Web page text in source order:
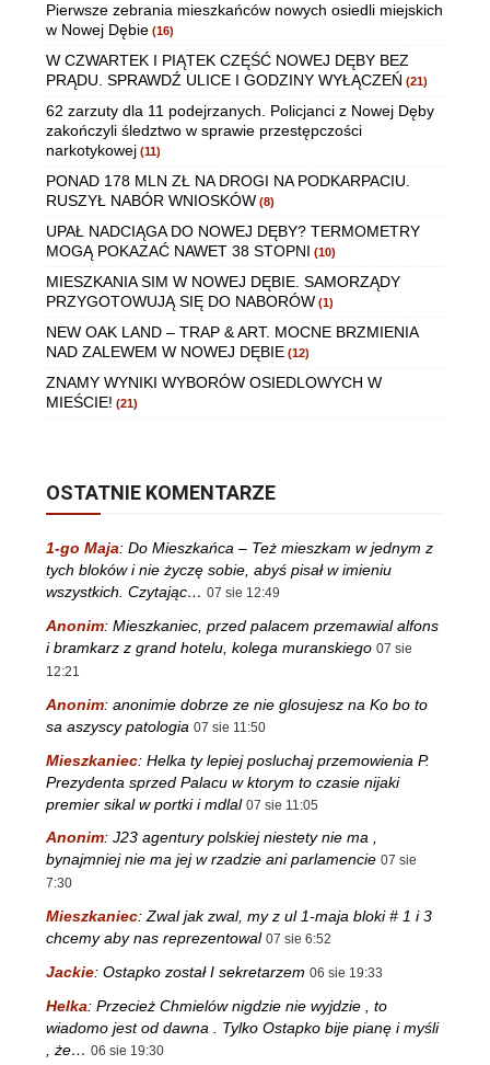
Pierwsze zebrania mieszkańców nowych osiedli miejskich
w Nowej Dębie (16)
W CZWARTEK I PIĄTEK CZĘŚĆ NOWEJ DĘBY BEZ
PRĄDU. SPRAWDŹ ULICE I GODZINY WYŁĄCZEŃ (21)
62 zarzuty dla 11 podejrzanych. Policjanci z Nowej Dęby
zakończyli śledztwo w sprawie przestępczości
narkotykowej (11)
PONAD 178 MLN ZŁ NA DROGI NA PODKARPACIU.
RUSZYŁ NABÓR WNIOSKÓW (8)
UPAŁ NADCIĄGA DO NOWEJ DĘBY? TERMOMETRY
MOGĄ POKAZAĆ NAWET 38 STOPNI (10)
MIESZKANIA SIM W NOWEJ DĘBIE. SAMORZĄDY
PRZYGOTOWUJĄ SIĘ DO NABORÓW (1)
NEW OAK LAND – TRAP & ART. MOCNE BRZMIENIA
NAD ZALEWEM W NOWEJ DĘBIE (12)
ZNAMY WYNIKI WYBORÓW OSIEDLOWYCH W
MIEŚCIE! (21)
OSTATNIE KOMENTARZE
1-go Maja: Do Mieszkańca – Też mieszkam w jednym z
tych bloków i nie życzę sobie, abyś pisał w imieniu
wszystkich. Czytając… 07 sie 12:49
Anonim: Mieszkaniec, przed palacem przemawial alfons
i bramkarz z grand hotelu, kolega muranskiego 07 sie
12:21
Anonim: anonimie dobrze ze nie glosujesz na Ko bo to
sa aszyscy patologia 07 sie 11:50
Mieszkaniec: Helka ty lepiej posluchaj przemowienia P.
Prezydenta sprzed Palacu w ktorym to czasie nijaki
premier sikal w portki i mdlal 07 sie 11:05
Anonim: J23 agentury polskiej niestety nie ma ,
bynajmniej nie ma jej w rzadzie ani parlamencie 07 sie
7:30
Mieszkaniec: Zwal jak zwal, my z ul 1-maja bloki # 1 i 3
chcemy aby nas reprezentowal 07 sie 6:52
Jackie: Ostapko został I sekretarzem 06 sie 19:33
Helka: Przecież Chmielów nigdzie nie wyjdzie , to
wiadomo jest od dawna . Tylko Ostapko bije pianę i myśli
, że… 06 sie 19:30